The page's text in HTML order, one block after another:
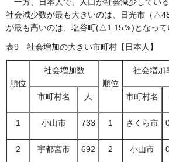
社会減少数が最も大きいのは、日光市（
が最も高いのは、塩谷町(△1.15％)となって
表9 社会増加の大きい市町村【日本人】
順位
社会増加数
順位
社会増加
市町村名 人 市町村名
1 小山市 733 1 さくら市
2 宇都宮市 692 2 小山市